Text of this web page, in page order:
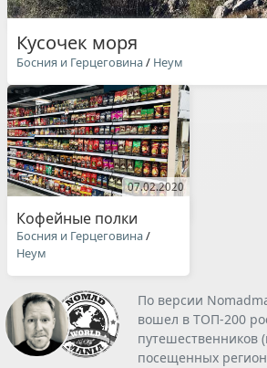
Кусочек моря
Босния и Герцеговина/ Неум
07.02.2020
Кофейные полки
Босния и Герцеговина/
Неум
По версии
вошел в ТОП-200
путешественников
посещенных